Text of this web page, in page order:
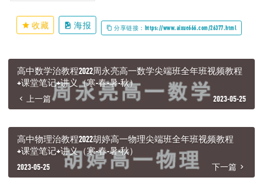
收藏 海报 分享链接：https://www.aixue666.com/26377.html
高中数学治教程2022周永亮高一数学尖端班全年班视频教程
+课堂笔记+讲义（寒-春-暑-秋）
上一篇 2023-05-25
高中物理治教程2022胡婷高一物理尖端班全年班视频教程
+课堂笔记+讲义（寒-春-暑-秋）
2023-05-25 下一篇